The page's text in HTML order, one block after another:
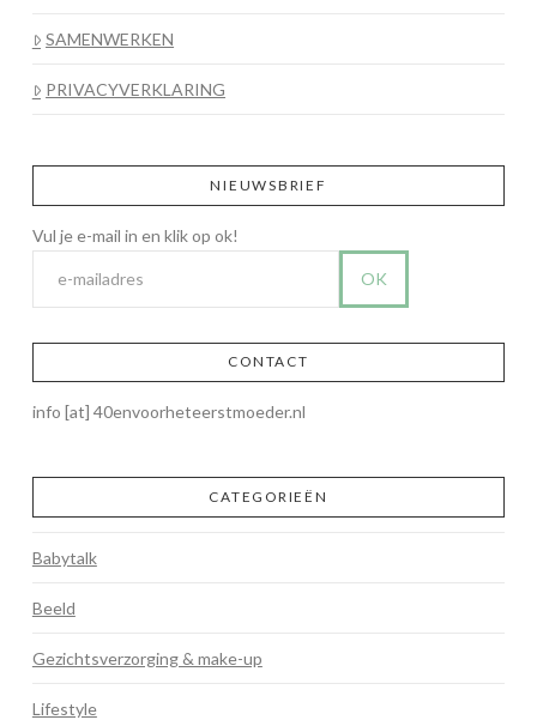
SAMENWERKEN
PRIVACYVERKLARING
NIEUWSBRIEF
CONTACT
info [at] 40envoorheteerstmoeder.nl
CATEGORIEËN
Babytalk
Beeld
Gezichtsverzorging & make-up
Lifestyle